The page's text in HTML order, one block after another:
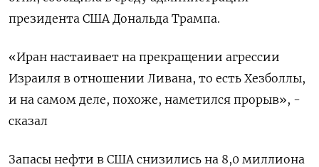
президента ​США Дональда ​Трампа.
«Иран настаивает ‌на прекращении агрессии
Израиля в отношении Ливана, ​то есть Хезболлы,
и на самом деле, похоже, наметился прорыв», -
сказал
Запасы нефти в США снизились на 8,0 миллиона